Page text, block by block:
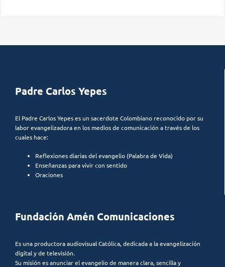
Padre Carlos Yepes
El Padre Carlos Yepes es un sacerdote Colombiano reconocido por su
labor evangelizadora en los medios de comunicación a través de los
cuales hace:
Reflexiones diarias del evangelio (Palabra de Vida)
Enseñanzas para vivir con sentido
Oraciones
Fundación Amén Comunicaciones
Es una productora audiovisual Católica, dedicada a la evangelización
digital y de televisión.
Su misión es anunciar el evangelio de manera clara, sencilla y